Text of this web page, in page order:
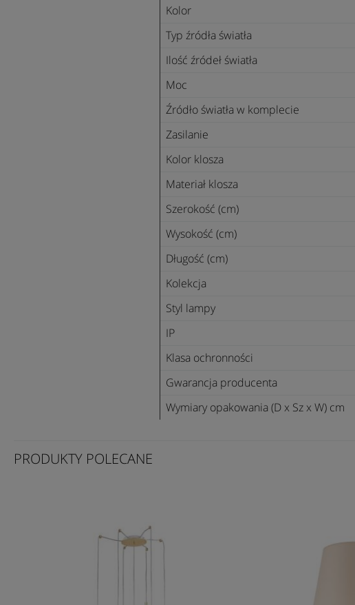
Kolor
Typ źródła światła
Ilość źródeł światła
Moc
Źródło światła w komplecie
Zasilanie
Kolor klosza
Materiał klosza
Szerokość (cm)
Wysokość (cm)
Długość (cm)
Kolekcja
Styl lampy
IP
Klasa ochronności
Gwarancja producenta
Wymiary opakowania (D x Sz x W) cm
PRODUKTY POLECANE